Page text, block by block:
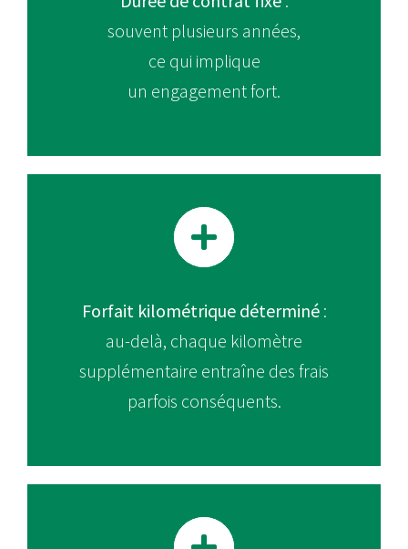
souvent plusieurs années,
ce qui implique
un engagement fort.
Forfait kilométrique déterminé:
au-delà, chaque kilomètre
supplémentaire entraîne des frais
parfois conséquents.